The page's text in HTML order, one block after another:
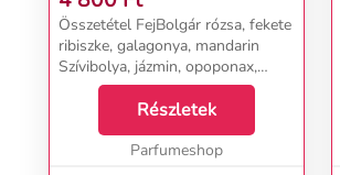
Összetétel FejBolgár rózsa, fekete
ribiszke, galagonya, mandarin
Szívibolya, jázmin, opoponax,
rózsa Alapfehérpézsma, tömjén,
Részletek
Parfumeshop